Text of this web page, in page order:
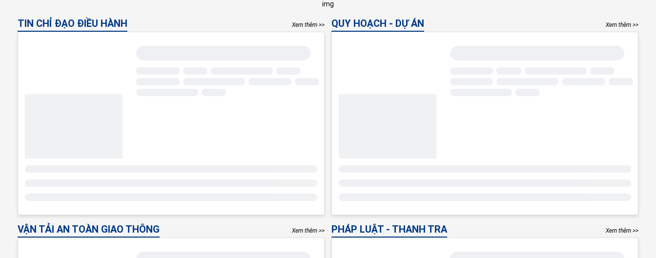
TIN CHỈ ĐẠO ĐIỀU HÀNH Xem thêm >> QUY HOẠCH - DỰ ÁN Xem thêm >>
VẬN TẢI AN TOÀN GIAO THÔNG Xem thêm >> PHÁP LUẬT - THANH TRA Xem thêm >>